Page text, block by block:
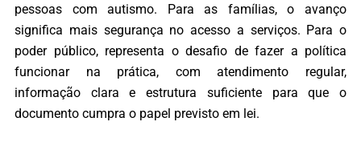
pessoas com autismo. Para as famílias, o avanço
significa mais segurança no acesso a serviços. Para o
poder público, representa o desafio de fazer a política
funcionar na prática, com atendimento regular,
informação clara e estrutura suficiente para que o
documento cumpra o papel previsto em lei.